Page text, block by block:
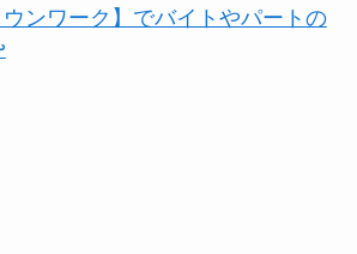
ウンワーク】でバイトやパートの